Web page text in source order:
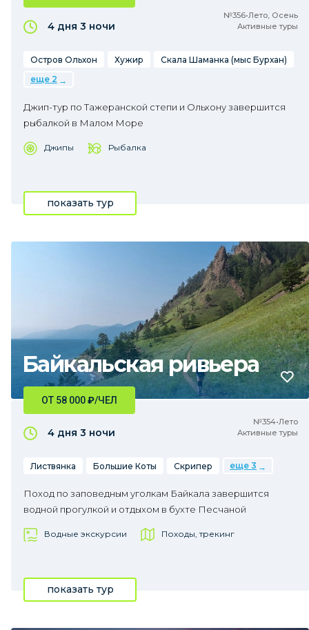
№356•Лето, Осень
Активные туры
4 дня 3 ночи
Остров Ольхон Хужир
Скала Шаманка (мыс Бурхан)
еще 2
Джип-тур по Тажеранской степи и Ольхону завершится
рыбалкой в Малом Море
Джипы Рыбалка
показать тур
Байкальская ривьера
№354•Лето
Активные туры
ОТ 58 000₽/ЧЕЛ
4 дня 3 ночи
Листвянка Большие Коты Скрипер еще 3
Поход по заповедным уголкам Байкала завершится
водной прогулкой и отдыхом в бухте Песчаной
Водные экскурсии Походы, трекинг
показать тур